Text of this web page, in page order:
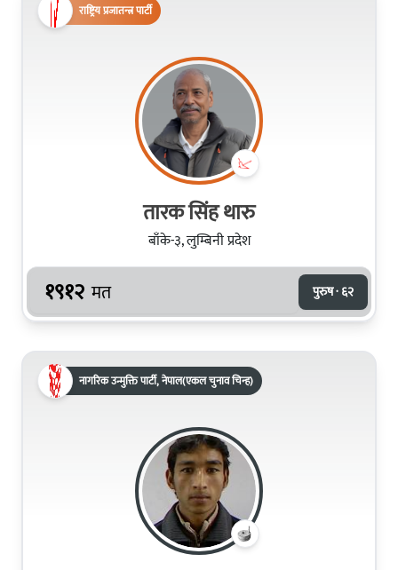
राष्ट्रिय प्रजातन्त्र पार्टी
तारक सिंह थारु
बाँके-३, लुम्बिनी प्रदेश
१९१२ मत पुरुष · ६२
नागरिक उन्मुक्ति पार्टी, नेपाल(एकल चुनाव चिन्ह)